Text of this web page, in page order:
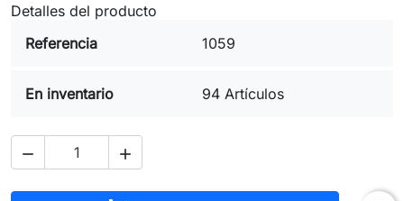
Detalles del producto
Referencia
1059
En inventario 94 Artículos
 